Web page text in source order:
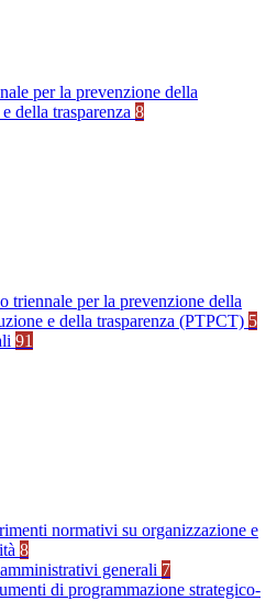
per la prevenzione della
della trasparenza 8
triennale per la prevenzione della
e della trasparenza (PTPCT) 5
91
normativi su organizzazione e
8
generali 7
di programmazione strategico-